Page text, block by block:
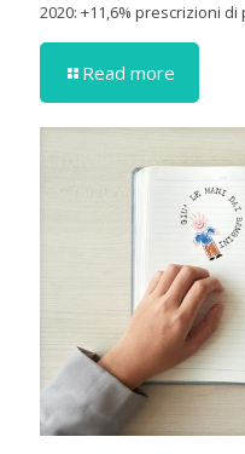
2020: +11,6% prescrizioni
Read more